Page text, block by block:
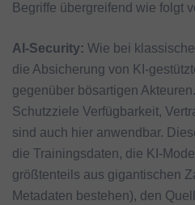
Begriffe übergreifend wie folgt
AI-Security: Wie bei
die Absicherung von KI-
gegenüber bösartigen
Schutzziele Verfügbarkeit,
sind auch hier anwendbar.
die Trainingsdaten, die KI-
größtenteils aus gigantischen
Metadaten bestehen), den